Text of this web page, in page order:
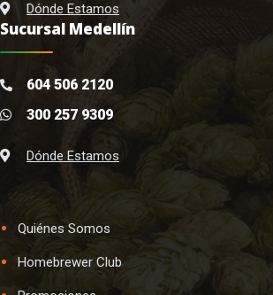
Dónde Estamos
Sucursal Medellín
604 506 2120
300 257 9309
Dónde Estamos
Quiénes Somos
Homebrewer Club